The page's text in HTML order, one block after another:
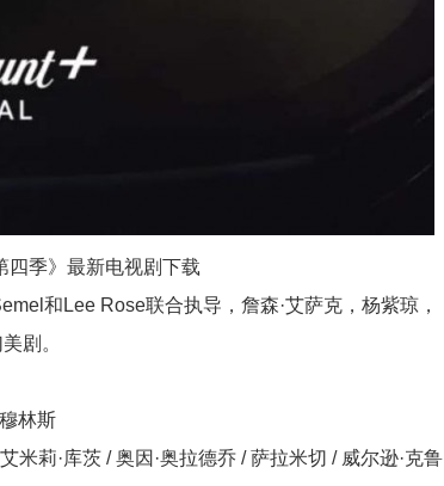
四季》最新电视剧下载
和Lee Rose联合执导，詹森·艾萨克，杨紫琼，
剧。
林斯
米莉·库茨 / 奥因·奥拉德乔 / 萨拉米切 / 威尔逊·克鲁